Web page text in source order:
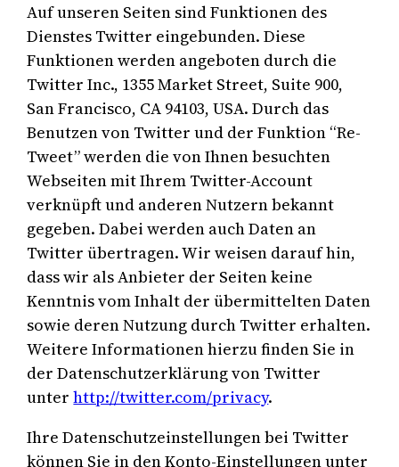
Auf unseren Seiten sind Funktionen des
Dienstes Twitter eingebunden. Diese
Funktionen werden angeboten durch die
Twitter Inc., 1355 Market Street, Suite 900,
San Francisco, CA 94103, USA. Durch das
Benutzen von Twitter und der Funktion “Re-
Tweet” werden die von Ihnen besuchten
Webseiten mit Ihrem Twitter-Account
verknüpft und anderen Nutzern bekannt
gegeben. Dabei werden auch Daten an
Twitter übertragen. Wir weisen darauf hin,
dass wir als Anbieter der Seiten keine
Kenntnis vom Inhalt der übermittelten Daten
sowie deren Nutzung durch Twitter erhalten.
Weitere Informationen hierzu finden Sie in
der Datenschutzerklärung von Twitter
unterhttp://twitter.com/privacy.
Ihre Datenschutzeinstellungen bei Twitter
können Sie in den Konto-Einstellungen unter